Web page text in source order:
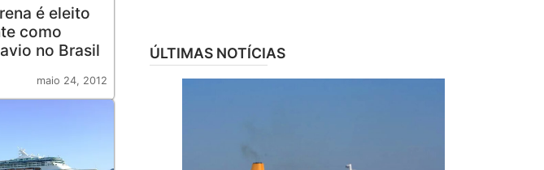
é eleito
como
no Brasil
maio 24, 2012
ÚLTIMAS NOTÍCIAS